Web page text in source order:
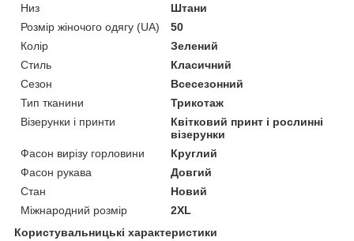
Низ
Штани
Розмір жіночого одягу (UA)
50
Колір
Зелений
Стиль
Класичний
Сезон
Всесезонний
Тип тканини
Трикотаж
Візерунки і принти
Квітковий принт і рослинні
візерунки
Фасон вирізу горловини
Круглий
Фасон рукава
Довгий
Стан
Новий
Міжнародний розмір
2XL
Користувальницькі характеристики